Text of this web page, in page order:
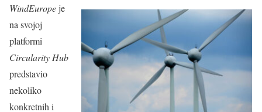
WindEuropeje
na svojoj
platformi
Circularity Hub
predstavio
nekoliko
konkretnih i